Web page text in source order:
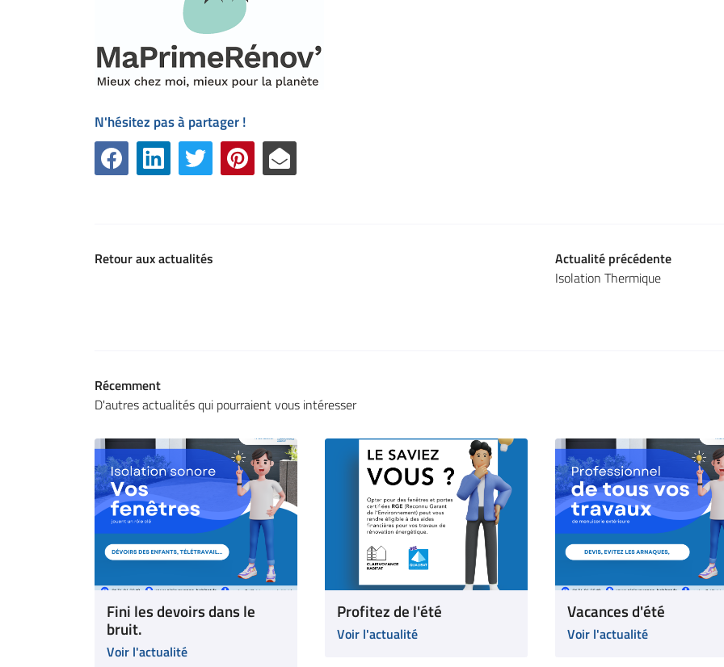
N'hésitez pas à partager !
Retour aux actualités
Actualité précédente
Isolation Thermique
Récemment
D'autres actualités qui pourraient vous intéresser
Fini les devoirs dans le
bruit.
Voir l'actualité
Profitez de l'été
Voir l'actualité
Vacances d'été
Voir l'actualité